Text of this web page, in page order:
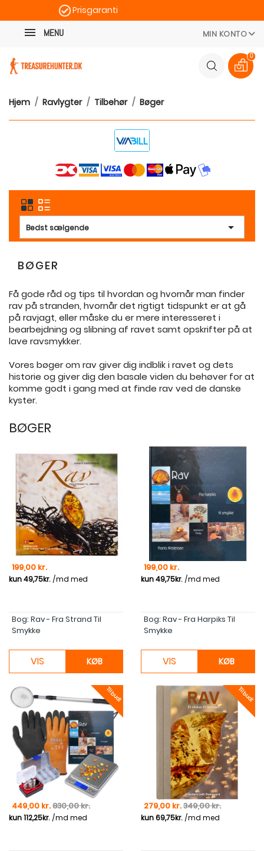
Prisgaranti
MENU MIN KONTO
0
Hjem Ravlygter Tilbehør Bøger
Bedst sælgende 
BØGER
Få gode råd og tips til hvordan og hvornår man finder
rav på stranden, hvornår det rigtigt tidspunkt er at gå
på ravjagt, eller måske du er mere interesseret i
bearbejdning og slibning af ravet samt opskrifter på at
lave ravsmykker.
Vores bøger om rav giver dig indblik i ravet og dets
historie og giver dig den basale viden du behøver for at
komme godt i gang med at finde rav ved de danske
kyster.
BØGER
Pris
199,00 kr.
Bog: Rav - Fra Strand Til
Smykke
VIS KØB
Pris
199,00 kr.
Bog: Rav - Fra Harpiks Til
Smykke
VIS KØB
Tilbud!
Pris
449,00 kr.Normal pris
830,00 kr.
Tilbud!
Pris
279,00 kr.Normal pris
349,00 kr.